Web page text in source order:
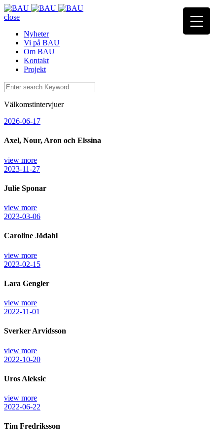
close
Nyheter
Vi på BAU
Om BAU
Kontakt
Projekt
Välkomstintervjuer
2026-06-17
Axel, Nour, Aron och Elssina
view more
2023-11-27
Julie Sponar
view more
2023-03-06
Caroline Jödahl
view more
2023-02-15
Lara Gengler
view more
2022-11-01
Sverker Arvidsson
view more
2022-10-20
Uros Aleksic
view more
2022-06-22
Tim Fredriksson